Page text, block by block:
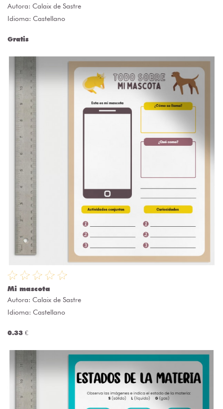
Autora: Calaix de Sastre
Idioma: Castellano
Gratis
Mi mascota
Autora: Calaix de Sastre
Idioma: Castellano
0.33 €